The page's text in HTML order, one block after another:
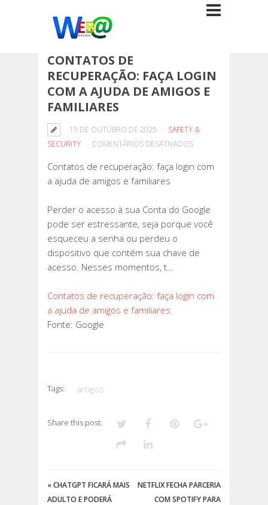
CONTATOS DE
RECUPERAÇÃO: FAÇA LOGIN
COM A AJUDA DE AMIGOS E
FAMILIARES
15 DE OUTUBRO DE 2025
SAFETY &
SECURITY
COMENTÁRIOS DESATIVADOSEM
DE
LOGIN
COM
AJUDA
E
Contatos de recuperação: faça login com
a ajuda de amigos e familiares
Perder o acesso à sua Conta do Google
pode ser estressante, seja porque você
esqueceu a senha ou perdeu o
dispositivo que contém sua chave de
acesso. Nesses momentos, t…
Contatos de recuperação: faça login com
a ajuda de amigos e familiares
Fonte: Google
Tags: artigos
Share this post:
«CHATGPT FICARÁ MAIS
ADULTO E PODERÁ
NETFLIX FECHA PARCERIA
COM SPOTIFY PARA